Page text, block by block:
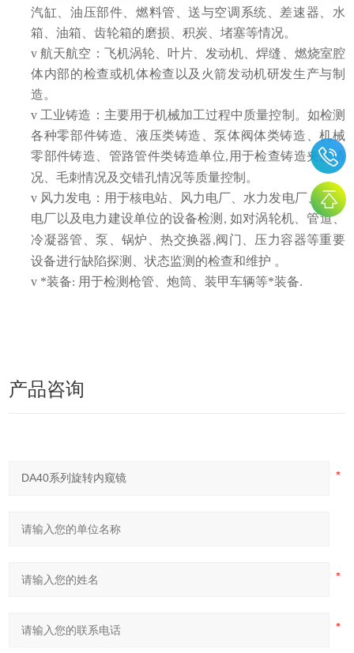
汽缸、油压部件、燃料管、送与空调系统、差速器、水
箱、油箱、齿轮箱的磨损、积炭、堵塞等情况。
v航天航空：飞机涡轮、叶片、发动机、焊缝、燃烧室腔
体内部的检查或机体检查以及火箭发动机研发生产与制
造。
v 工业铸造：主要用于机械加工过程中质量控制。如检测
各种零部件铸造、液压类铸造、泵体阀体类铸造、机械
零部件铸造、管路管件类铸造单位, 用于检查铸造夹沙情
况、毛刺情况及交错孔情况等质量控制。
v 风力发电：用于核电站、风力电厂、水力发电厂、火力
电厂以及电力建设单位的设备检测 , 如对涡轮机、管道、
冷凝器管、泵、锅炉、热交换器,阀门、压力容器等重要
设备进行缺陷探测、状态监测的检查和维护 。
v *装备: 用于检测枪管、炮筒、装甲车辆等*装备.
产品咨询